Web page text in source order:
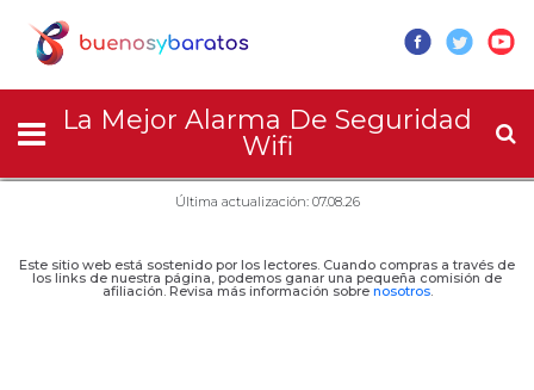
La Mejor Alarma De Seguridad
Wifi
Última actualización: 07.08.26
Este sitio web está sostenido por los lectores. Cuando compras a través de
los links de nuestra página, podemos ganar una pequeña comisión de
afiliación. Revisa más información sobre nosotros.